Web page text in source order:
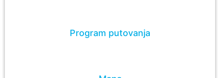
Program putovanja